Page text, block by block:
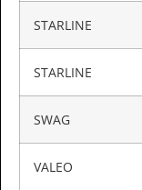
STARLINE
STARLINE
SWAG
VALEO